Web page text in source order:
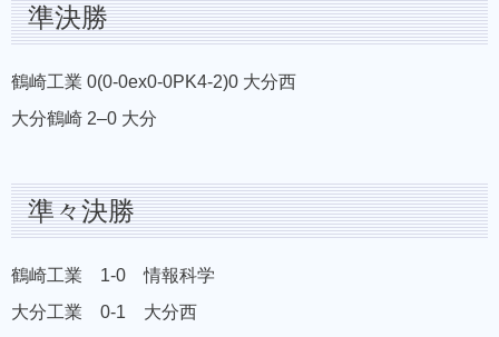
準決勝
鶴崎工業 0(0-0ex0-0PK4-2)0 大分西
大分鶴崎 2–0 大分
準々決勝
鶴崎工業 1-0 情報科学
大分工業 0-1 大分西